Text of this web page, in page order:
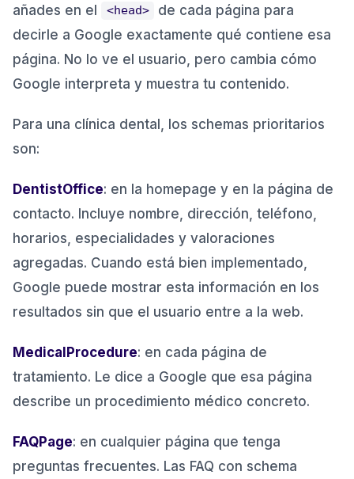
añades en el
<head>
de cada página para
decirle a Google exactamente qué contiene esa
página. No lo ve el usuario, pero cambia cómo
Google interpreta y muestra tu contenido.
Para una clínica dental, los schemas prioritarios
son:
DentistOffice: en la homepage y en la página de
contacto. Incluye nombre, dirección, teléfono,
horarios, especialidades y valoraciones
agregadas. Cuando está bien implementado,
Google puede mostrar esta información en los
resultados sin que el usuario entre a la web.
MedicalProcedure: en cada página de
tratamiento. Le dice a Google que esa página
describe un procedimiento médico concreto.
FAQPage: en cualquier página que tenga
preguntas frecuentes. Las FAQ con schema